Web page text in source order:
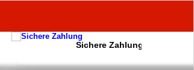
Sichere Zahlung